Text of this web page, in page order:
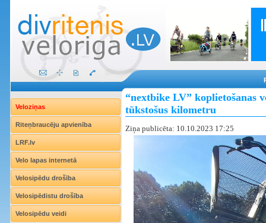
Veloziņas
Riteņbraucēju apvienība
LRF.lv
Velo lapas internetā
Velosipēdu drošība
Velosipēdistu drošība
Velosipēdu veidi
“nextbike LV” koplietošanas
tūkstošus kilometru
Ziņa publicēta: 10.10.2023 17:25